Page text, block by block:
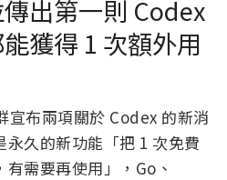
出第一則 Codex
獲得 1 次額外用
布兩項關於 Codex 的新消
久的新功能「把 1 次免費
需要再使用」，Go、